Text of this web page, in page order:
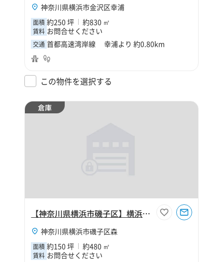
神奈川県横浜市金沢区幸浦
面積 約250 坪 約830 ㎡
賃料 お問合せください
交通 首都高速湾岸線 幸浦より 約0.80km
この物件を選択する
倉庫
【神奈川県横浜市磯子区】横浜市磯子区森2丁目150坪倉庫
神奈川県横浜市磯子区森
面積 約150 坪 約480 ㎡
賃料 お問合せください